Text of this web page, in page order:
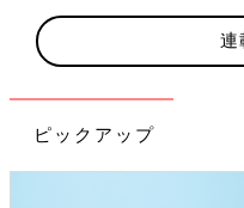
連
ピックアップ